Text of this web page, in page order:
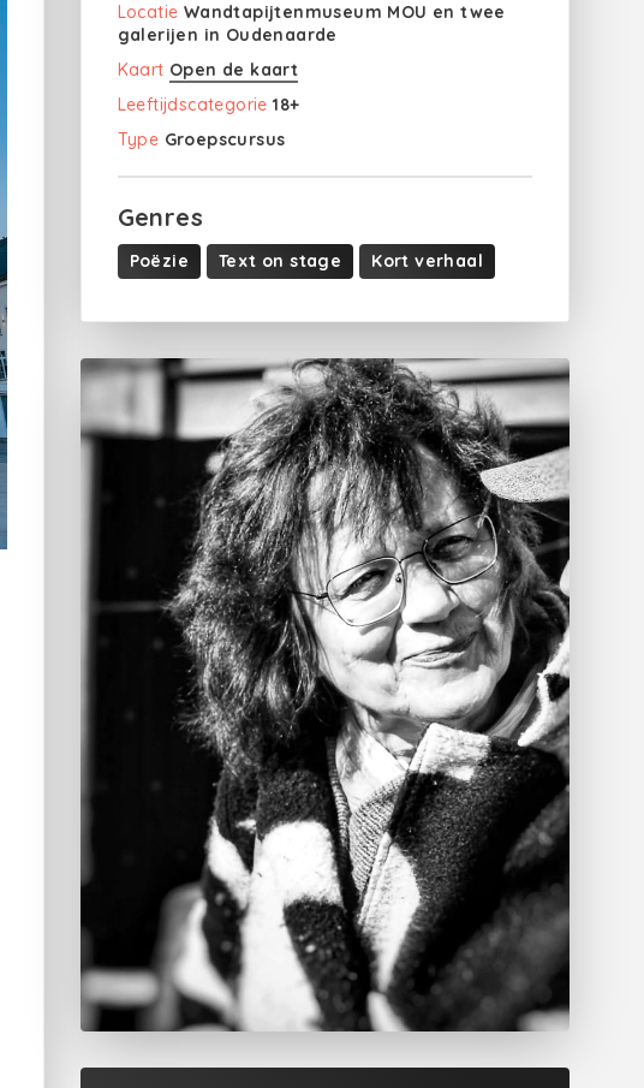
Locatie Wandtapijtenmuseum MOU en twee
galerijen in Oudenaarde
Kaart Open de kaart
Leeftijdscategorie 18+
Type Groepscursus
Genres
Poëzie Text on stage Kort verhaal